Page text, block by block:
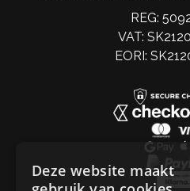
REG:
VAT:
EORI:
Deze website maakt